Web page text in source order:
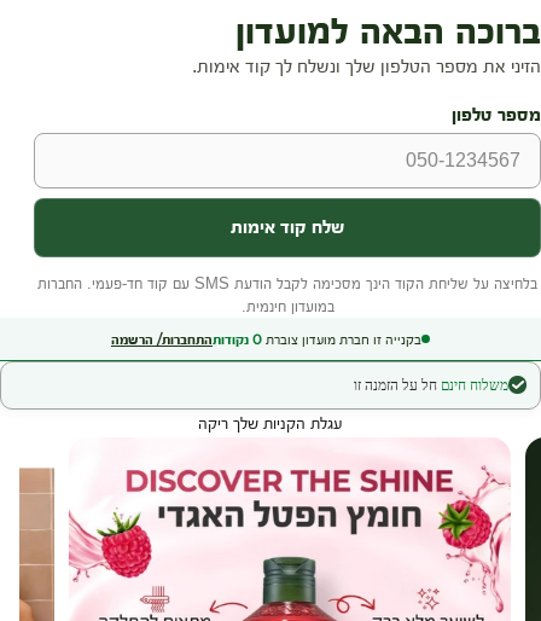
בקנייה זו חברת מועדון צוברת 0 נקודותהתחברות/ הרשמה
משלוח חינם חל על הזמנה זו
עגלת הקניות שלך ריקה